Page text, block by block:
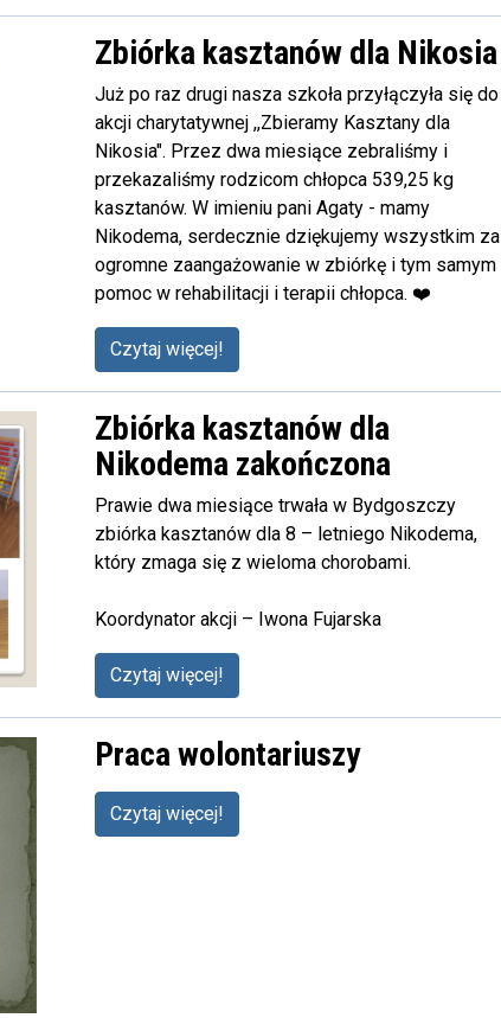
Zbiórka kasztanów dla Nikosia
Już po raz drugi nasza szkoła przyłączyła się do
akcji charytatywnej ,,Zbieramy Kasztany dla
Nikosia". Przez dwa miesiące zebraliśmy i
przekazaliśmy rodzicom chłopca 539,25 kg
kasztanów. W imieniu pani Agaty - mamy
Nikodema, serdecznie dziękujemy wszystkim za
ogromne zaangażowanie w zbiórkę i tym samym
pomoc w rehabilitacji i terapii chłopca. ❤️
Czytaj więcej!
Zbiórka kasztanów dla
Nikodema zakończona
Prawie dwa miesiące trwała w Bydgoszczy
zbiórka kasztanów dla 8 – letniego Nikodema,
który zmaga się z wieloma chorobami.
Koordynator akcji – Iwona Fujarska
Czytaj więcej!
Praca wolontariuszy
Czytaj więcej!